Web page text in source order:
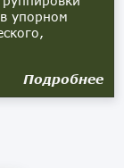
упорном
Подробнее